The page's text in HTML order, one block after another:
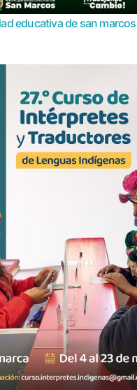
educativa de san